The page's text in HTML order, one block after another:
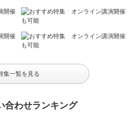
集一覧を見る
合わせランキング